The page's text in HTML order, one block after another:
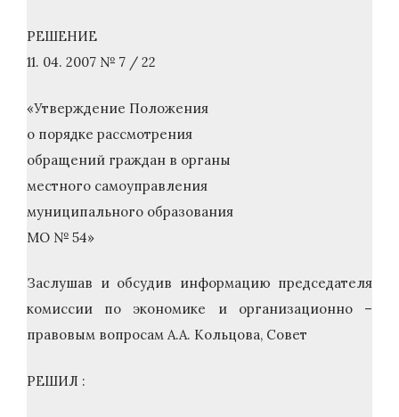
РЕШЕНИЕ
11. 04. 2007 № 7 / 22
«Утверждение Положения
о порядке рассмотрения
обращений граждан в органы
местного самоуправления
муниципального образования
МО № 54»
Заслушав и обсудив информацию председателя
комиссии по экономике и организационно –
правовым вопросам А.А. Кольцова, Совет
РЕШИЛ :